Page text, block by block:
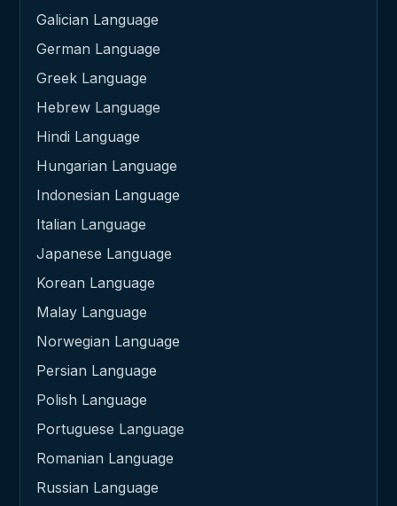
Galician Language
German Language
Greek Language
Hebrew Language
Hindi Language
Hungarian Language
Indonesian Language
Italian Language
Japanese Language
Korean Language
Malay Language
Norwegian Language
Persian Language
Polish Language
Portuguese Language
Romanian Language
Russian Language